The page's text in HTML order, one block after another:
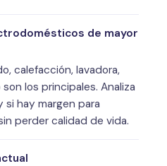
de mayor
calefacción, lavadora,
los principales. Analiza
si hay margen para
perder calidad de vida.